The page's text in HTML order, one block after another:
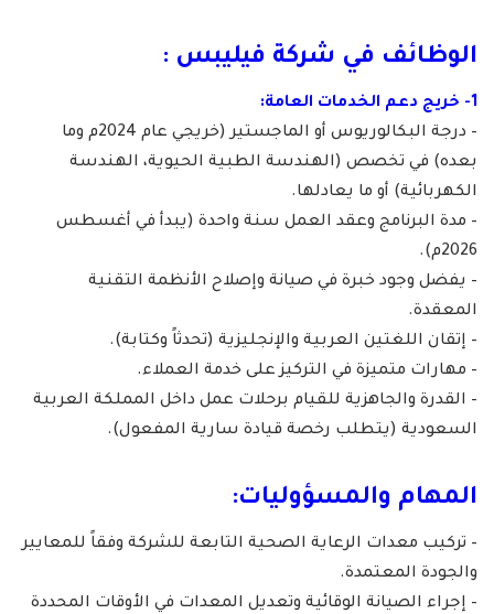
الوظائف في شركة فيليبس :
1- خريج دعم الخدمات العامة:
– درجة البكالوريوس أو الماجستير (خريجي عام 2024م وما
بعده) في تخصص (الهندسة الطبية الحيوية، الهندسة
الكهربائية) أو ما يعادلها.
– مدة البرنامج وعقد العمل سنة واحدة (يبدأ في أغسطس
2026م).
– يفضل وجود خبرة في صيانة وإصلاح الأنظمة التقنية
المعقدة.
– إتقان اللغتين العربية والإنجليزية (تحدثاً وكتابة).
– مهارات متميزة في التركيز على خدمة العملاء.
– القدرة والجاهزية للقيام برحلات عمل داخل المملكة العربية
السعودية (يتطلب رخصة قيادة سارية المفعول).
المهام والمسؤوليات:
– تركيب معدات الرعاية الصحية التابعة للشركة وفقاً للمعايير
والجودة المعتمدة.
– إجراء الصيانة الوقائية وتعديل المعدات في الأوقات المحددة